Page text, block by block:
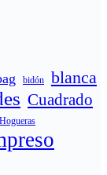
bidón blanca
Cuadrado
Hogueras